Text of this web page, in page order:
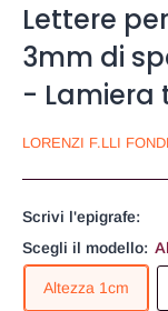
Lettere
3mm di
-
LORENZI F.LLI
Scrivi l'epigrafe:
Scegli il modello:
Altezza 1cm